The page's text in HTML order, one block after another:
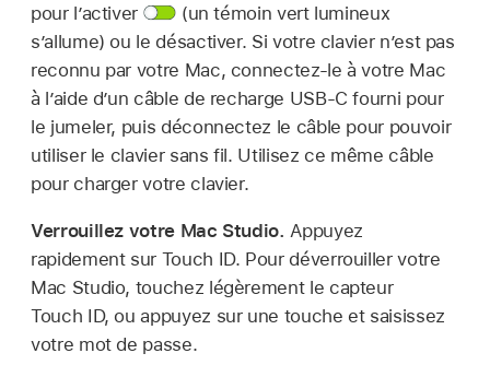
pour l’activer
(un témoin vert lumineux
s’allume) ou le désactiver. Si votre clavier n’est pas
reconnu par votre Mac, connectez-le à votre Mac
à l’aide d’un câble de recharge USB-C fourni pour
le jumeler, puis déconnectez le câble pour pouvoir
utiliser le clavier sans fil. Utilisez ce même câble
pour charger votre clavier.
Verrouillez votre Mac Studio. Appuyez
rapidement sur Touch ID. Pour déverrouiller votre
Mac Studio, touchez légèrement le capteur
Touch ID, ou appuyez sur une touche et saisissez
votre mot de passe.